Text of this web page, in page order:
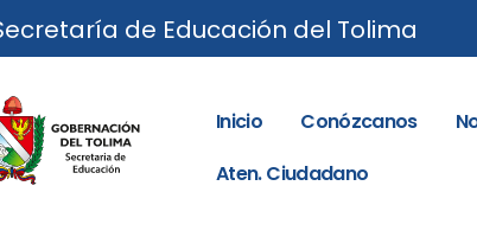
de Educación del Tolima
Inicio Conózcanos
Aten. Ciudadano